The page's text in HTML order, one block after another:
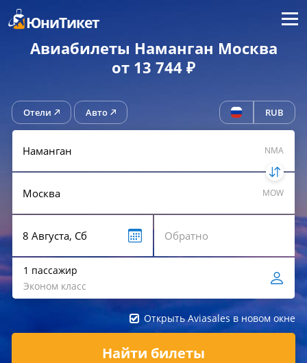
ЮниТикет Меню
Авиабилеты Наманган Москва
от 13 744 ₽
Отели Авто RUB
NMA
MOW
1 пассажир
Эконом класс
Открыть Aviasales в новом окне
Найти билеты